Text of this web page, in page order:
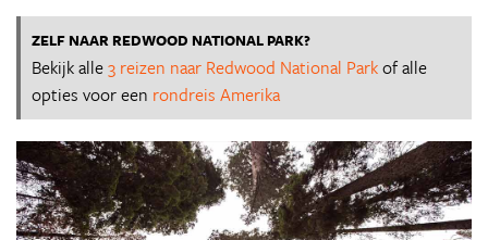
ZELF NAAR REDWOOD NATIONAL PARK?
Bekijk alle3 reizen naar Redwood National Parkof alle
opties voor een rondreis Amerika